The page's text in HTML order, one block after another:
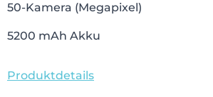
50-Kamera (Megapixel)
5200 mAh Akku
Produktdetails